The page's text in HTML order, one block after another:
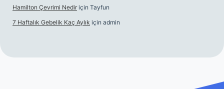
Hamilton Çevrimi Nedir için Tayfun
7 Haftalık Gebelik Kaç Aylık için admin